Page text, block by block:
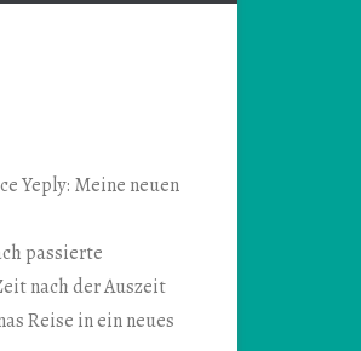
Yeply: Meine neuen
passierte
nach der Auszeit
Reise in ein neues